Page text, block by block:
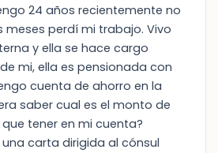
24 años recientemente no
meses perdí mi trabajo. Vivo
y ella se hace cargo
mi, ella es pensionada con
cuenta de ahorro en la
saber cual es el monto de
tener en mi cuenta?
carta dirigida al cónsul